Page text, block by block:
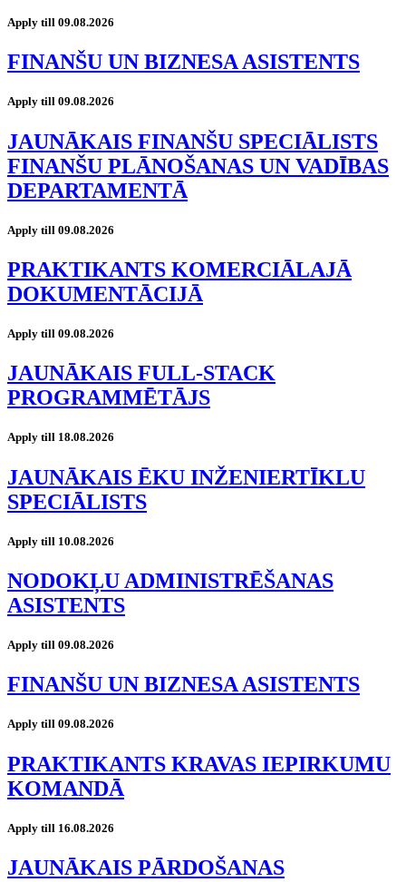
Apply till 09.08.2026
FINANŠU UN BIZNESA ASISTENTS
Apply till 09.08.2026
JAUNĀKAIS FINANŠU SPECIĀLISTS
FINANŠU PLĀNOŠANAS UN VADĪBAS
DEPARTAMENTĀ
Apply till 09.08.2026
PRAKTIKANTS KOMERCIĀLAJĀ
DOKUMENTĀCIJĀ
Apply till 09.08.2026
JAUNĀKAIS FULL-STACK
PROGRAMMĒTĀJS
Apply till 18.08.2026
JAUNĀKAIS ĒKU INŽENIERTĪKLU
SPECIĀLISTS
Apply till 10.08.2026
NODOKĻU ADMINISTRĒŠANAS
ASISTENTS
Apply till 09.08.2026
FINANŠU UN BIZNESA ASISTENTS
Apply till 09.08.2026
PRAKTIKANTS KRAVAS IEPIRKUMU
KOMANDĀ
Apply till 16.08.2026
JAUNĀKAIS PĀRDOŠANAS